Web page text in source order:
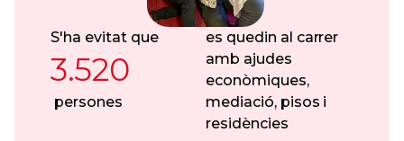
S'ha evitat que
3.520
persones
es quedin al carrer
amb ajudes
econòmiques,
mediació, pisos i
residències